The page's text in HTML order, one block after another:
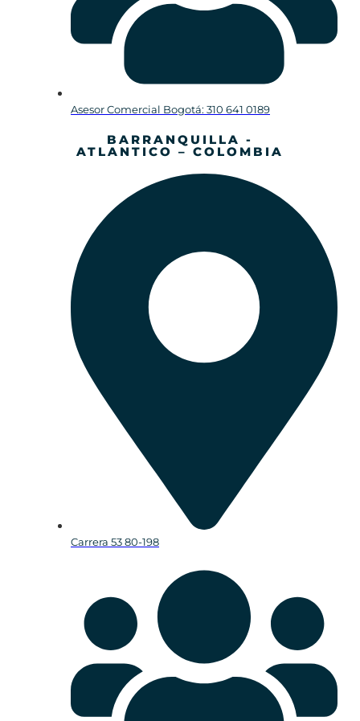
Asesor Comercial Bogotá: 310 641 0189
BARRANQUILLA -
ATLANTICO – COLOMBIA
Carrera 53 80-198